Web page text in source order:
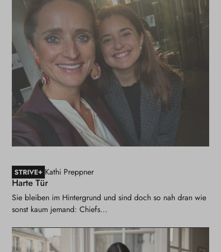
STRIVE+ Kathi Preppner
Harte Tür
Sie bleiben im Hintergrund und sind doch so nah dran wie
sonst kaum jemand: Chiefs...